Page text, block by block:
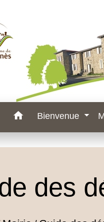
home Bienvenue
des